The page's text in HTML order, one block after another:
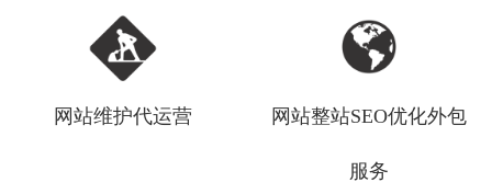
网站维护代运营 网站整站SEO优化外包
服务